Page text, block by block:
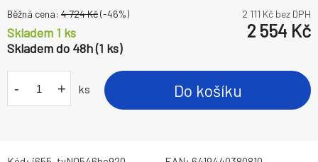
Běžná cena: 4 724Kč(-46%) 2 111 Kč bez DPH
Skladem 1 ks
Skladem do 48h (1 ks)
2 554 Kč
- + ks Do košíku